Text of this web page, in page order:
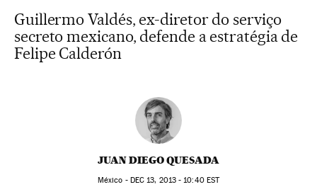
Guillermo Valdés, ex-diretor do serviço
secreto mexicano, defende a estratégia de
Felipe Calderón
JUAN DIEGO QUESADA
México - DEC 13, 2013 - 10:40EST